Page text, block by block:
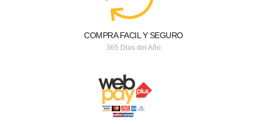
COMPRA FACIL Y SEGURO
365 Dias del Año